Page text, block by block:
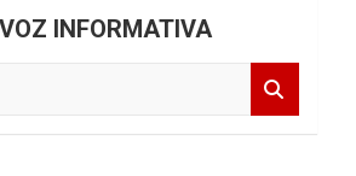
INFORMATIVA